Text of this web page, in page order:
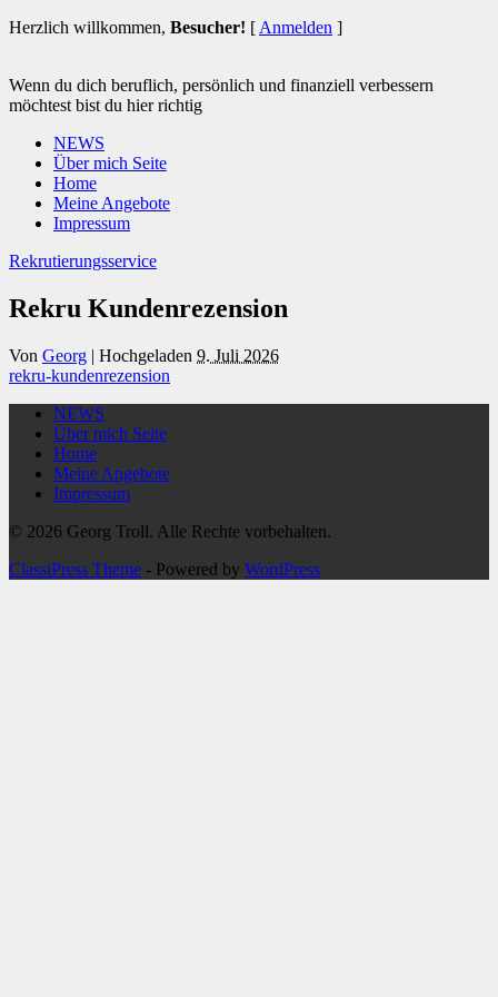
Herzlich willkommen, Besucher! [ Anmelden ]
Wenn du dich beruflich, persönlich und finanziell verbessern
möchtest bist du hier richtig
NEWS
Über mich Seite
Home
Meine Angebote
Impressum
Rekrutierungsservice
Rekru Kundenrezension
Von Georg | Hochgeladen 9. Juli 2026
rekru-kundenrezension
NEWS
Über mich Seite
Home
Meine Angebote
Impressum
© 2026 Georg Troll. Alle Rechte vorbehalten.
ClassiPress Theme - Powered by WordPress